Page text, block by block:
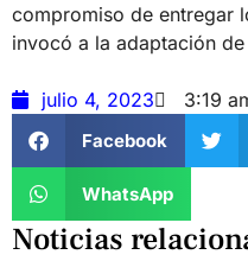
compromiso de entregar
invocó a la adaptación
julio 4, 2023 3:19
Facebook
WhatsApp
Noticias